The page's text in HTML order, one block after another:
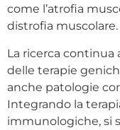
come l’atrofia
distrofia muscolare.
La ricerca continua
delle terapie
anche patologie
Integrando la
immunologiche, si